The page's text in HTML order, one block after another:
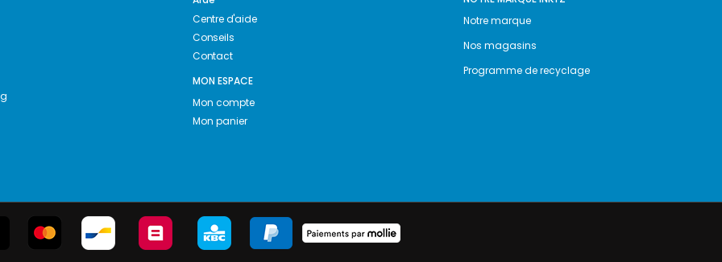
Centre d'aide
Conseils
Contact
MON ESPACE
Mon compte
Mon panier
Notre marque
Nos magasins
Programme de recyclage